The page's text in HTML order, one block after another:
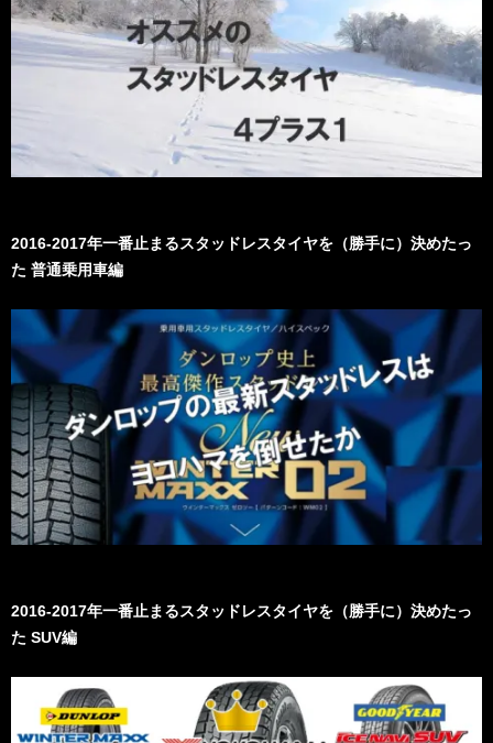
2016-2017年一番止まるスタッドレスタイヤを（勝手に）決めたっ
た 普通乗用車編
2016-2017年一番止まるスタッドレスタイヤを（勝手に）決めたっ
た SUV編